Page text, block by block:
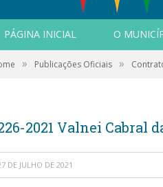
PÁGINA INICIAL O
» Publicações Oficiais »
2021 Valnei Cabral
DE JULHO DE 2021